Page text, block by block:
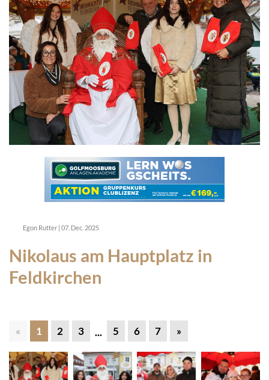
Egon Rutter | 07. Dec. 2025
Nikolaus am Hauptplatz in
Feldkirchen
« 1 2 3 ... 5 6 7 »